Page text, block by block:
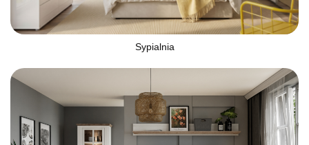
Sypialnia